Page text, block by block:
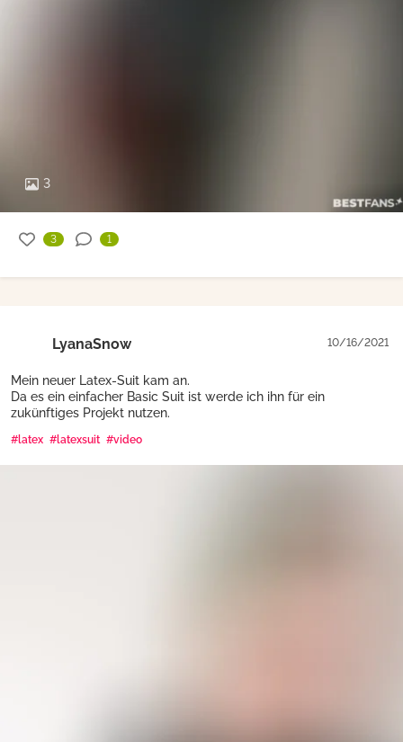
3
3 1
LyanaSnow 10/16/2021
Mein neuer Latex-Suit kam an.
Da es ein einfacher Basic Suit ist werde ich ihn für ein
zukünftiges Projekt nutzen.
#latex #latexsuit #video